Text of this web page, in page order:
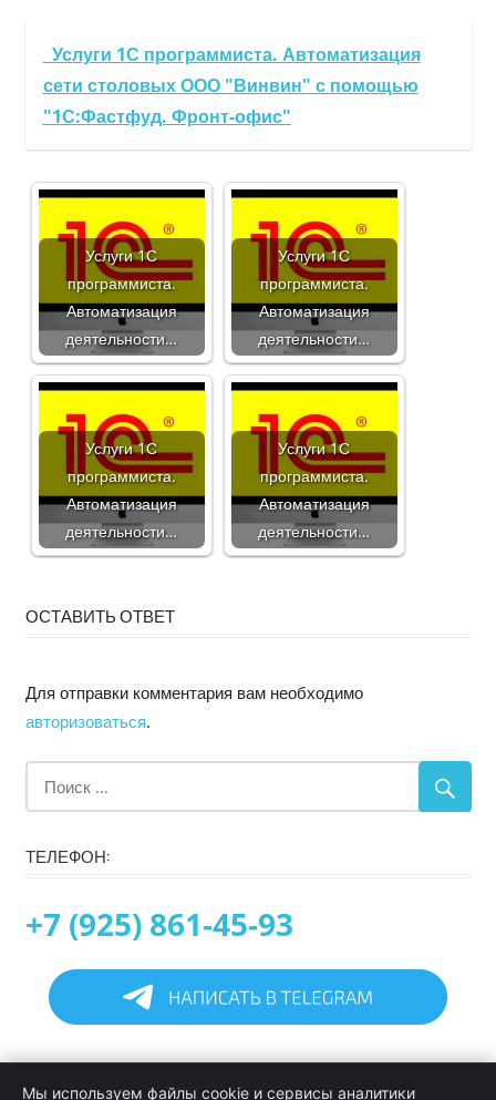
Услуги 1С программиста. Автоматизация
сети столовых ООО "Винвин" с помощью
"1С:Фастфуд. Фронт-офис"
Услуги 1С
программиста.
Автоматизация
деятельности…
Услуги 1С
программиста.
Автоматизация
деятельности…
Услуги 1С
программиста.
Автоматизация
деятельности…
Услуги 1С
программиста.
Автоматизация
деятельности…
ОСТАВИТЬ ОТВЕТ
Для отправки комментария вам необходимо
авторизоваться.
ТЕЛЕФОН:
+7 (925) 861-45-93
Мы используем файлы cookie и сервисы аналитики